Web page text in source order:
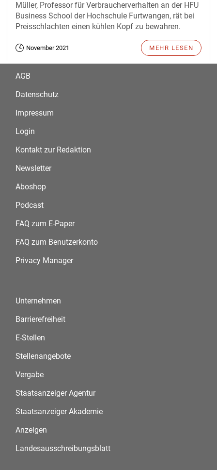
Müller, Professor für Verbraucherverhalten an der HFU
Business School der Hochschule Furtwangen, rät bei
Preisschlachten einen kühlen Kopf zu bewahren.
November 2021 MEHR LESEN
AGB
Datenschutz
Impressum
Login
Kontakt zur Redaktion
Newsletter
Aboshop
Podcast
FAQ zum E-Paper
FAQ zum Benutzerkonto
Privacy Manager
Unternehmen
Barrierefreiheit
E-Stellen
Stellenangebote
Vergabe
Staatsanzeiger Agentur
Staatsanzeiger Akademie
Anzeigen
Landesausschreibungsblatt